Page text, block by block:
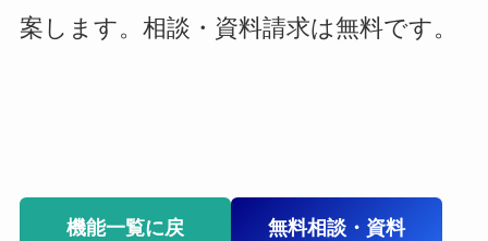
案します。相談・資料請求は無料です。
機能一覧に戻
無料相談・資料